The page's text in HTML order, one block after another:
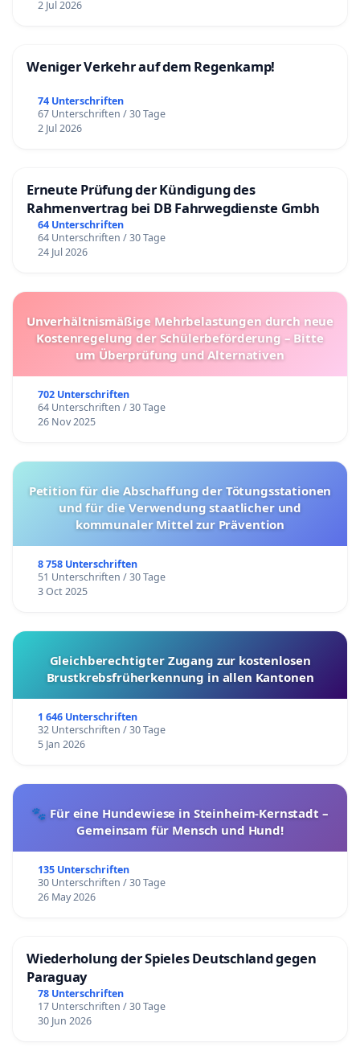
2 Jul 2026
Weniger Verkehr auf dem Regenkamp!
74 Unterschriften
67 Unterschriften / 30 Tage
2 Jul 2026
Erneute Prüfung der Kündigung des
Rahmenvertrag bei DB Fahrwegdienste Gmbh
64 Unterschriften
64 Unterschriften / 30 Tage
24 Jul 2026
Unverhältnismäßige Mehrbelastungen durch neue
Kostenregelung der Schülerbeförderung – Bitte
um Überprüfung und Alternativen
702 Unterschriften
64 Unterschriften / 30 Tage
26 Nov 2025
Petition für die Abschaffung der Tötungsstationen
und für die Verwendung staatlicher und
kommunaler Mittel zur Prävention
8 758 Unterschriften
51 Unterschriften / 30 Tage
3 Oct 2025
Gleichberechtigter Zugang zur kostenlosen
Brustkrebsfrüherkennung in allen Kantonen
1 646 Unterschriften
32 Unterschriften / 30 Tage
5 Jan 2026
🐾 Für eine Hundewiese in Steinheim-Kernstadt –
Gemeinsam für Mensch und Hund!
135 Unterschriften
30 Unterschriften / 30 Tage
26 May 2026
Wiederholung der Spieles Deutschland gegen
Paraguay
78 Unterschriften
17 Unterschriften / 30 Tage
30 Jun 2026